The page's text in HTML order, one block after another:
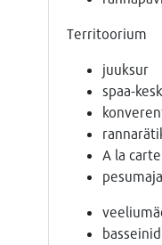
Territoorium
juuksur
spaa-
A la
pesumaja